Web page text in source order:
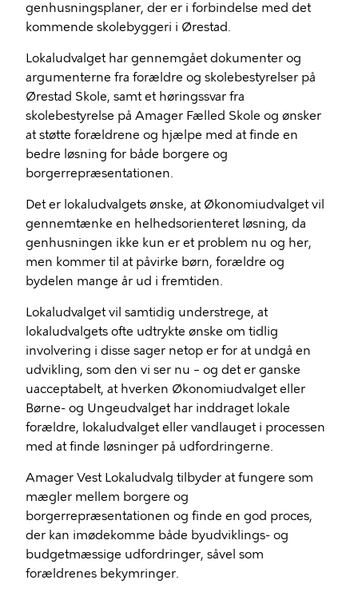
genhusningsplaner, der er i forbindelse med det
kommende skolebyggeri i Ørestad.
Lokaludvalget har gennemgået dokumenter og
argumenterne fra forældre og skolebestyrelser på
Ørestad Skole, samt et høringssvar fra
skolebestyrelse på Amager Fælled Skole og ønsker
at støtte forældrene og hjælpe med at finde en
bedre løsning for både borgere og
borgerrepræsentationen.
Det er lokaludvalgets ønske, at Økonomiudvalget vil
gennemtænke en helhedsorienteret løsning, da
genhusningen ikke kun er et problem nu og her,
men kommer til at påvirke børn, forældre og
bydelen mange år ud i fremtiden.
Lokaludvalget vil samtidig understrege, at
lokaludvalgets ofte udtrykte ønske om tidlig
involvering i disse sager netop er for at undgå en
udvikling, som den vi ser nu – og det er ganske
uacceptabelt, at hverken Økonomiudvalget eller
Børne- og Ungeudvalget har inddraget lokale
forældre, lokaludvalget eller vandlauget i processen
med at finde løsninger på udfordringerne.
Amager Vest Lokaludvalg tilbyder at fungere som
mægler mellem borgere og
borgerrepræsentationen og finde en god proces,
der kan imødekomme både byudviklings- og
budgetmæssige udfordringer, såvel som
forældrenes bekymringer.